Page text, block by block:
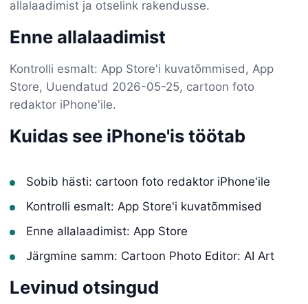
allalaadimist ja otselink rakendusse.
Enne allalaadimist
Kontrolli esmalt: App Store'i kuvatõmmised, App
Store, Uuendatud 2026-05-25, cartoon foto
redaktor iPhone'ile.
Kuidas see iPhone'is töötab
Sobib hästi: cartoon foto redaktor iPhone'ile
Kontrolli esmalt: App Store'i kuvatõmmised
Enne allalaadimist: App Store
Järgmine samm: Cartoon Photo Editor: AI Art
Levinud otsingud